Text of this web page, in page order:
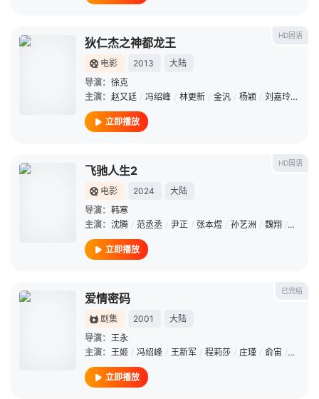
HD国语
狄仁杰之神都龙王
电影 2013
大陆
导演： 徐克
主演： 赵又廷 / 冯绍峰 / 林更新 / 金汎 / 杨颖 / 刘嘉玲 /
立即播放
HD国语
飞驰人生2
电影 2024
大陆
导演： 韩寒
主演： 沈腾 / 范丞丞 / 尹正 / 张本煜 / 孙艺洲 / 魏翔 / 贾冰
立即播放
已完结
爱情密码
剧集 2001
大陆
导演： 王永
主演： 王姬 / 冯绍峰 / 王新军 / 程莉莎 / 庄瑾 / 俞宙 / 黄平环
立即播放